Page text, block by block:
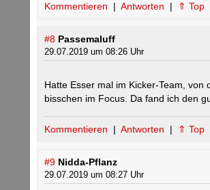
Kommentieren | Antworten | ⇑ Top
#8 Passemaluff
29.07.2019 um 08:26 Uhr
Hatte Esser mal im Kicker-Team, von
bisschen im Focus. Da fand ich den
Kommentieren | Antworten | ⇑ Top
#9 Nidda-Pflanz
29.07.2019 um 08:27 Uhr